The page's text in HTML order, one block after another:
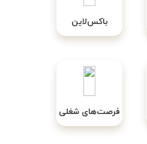
باکس‌لاین
فرصت‌های شغلی